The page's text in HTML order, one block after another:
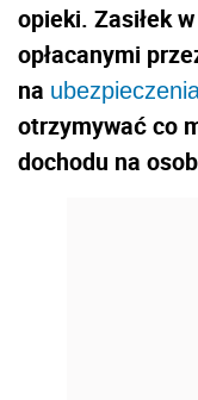
opieki. Zasiłek
opłacanymi
na
otrzymywać co
dochodu na